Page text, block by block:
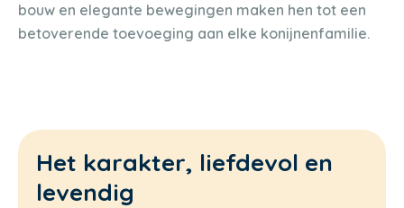
bouw en elegante bewegingen maken hen tot een
betoverende toevoeging aan elke konijnenfamilie.
Het karakter, liefdevol en
levendig